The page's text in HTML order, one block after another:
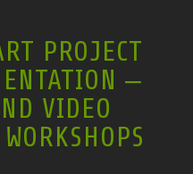
PROJECT
–
VIDEO